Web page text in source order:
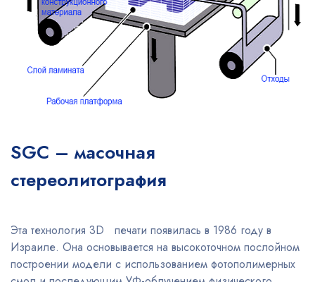
SGC – масочная
стереолитография
Эта технология 3D печати появилась в 1986 году в
Израиле. Она основывается на высокоточном послойном
построении модели с использованием фотополимерных